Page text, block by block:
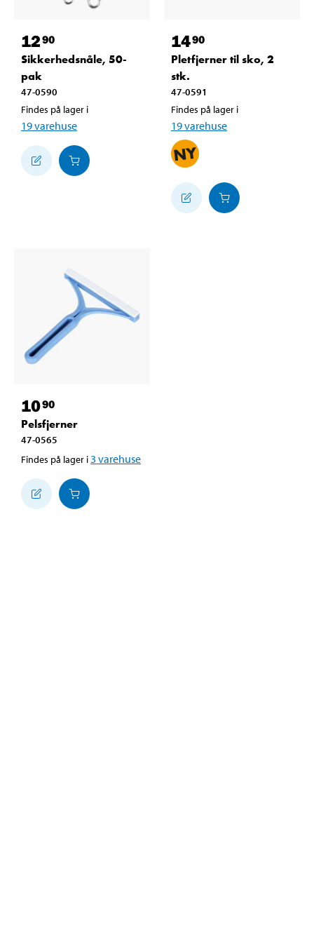
1290
Sikkerhedsnåle, 50-
pak
47-0590
Findes på lager i
19varehuse
1490
Pletfjerner til sko, 2
stk.
47-0591
Findes på lager i
19varehuse
1090
Pelsfjerner
47-0565
Findes på lager i 3 varehuse